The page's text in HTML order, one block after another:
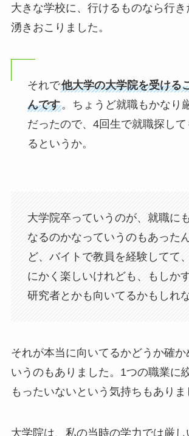
大きな学校に、行けるものなら行
湧きおこりました。
それで他大学の大学院を受ける
んです。ちょうど就職もかなり
だったので、4回生で就職探し
るというか。
大学院卒っていうのが、就職に
なるのかなっていうのもあった
ど、バイトで教員を経験してて
にかく楽しいけれども、もしか
研究者とかも向いてるかもしれ
それが本当に向いてるかどうか確か
いうのもありました。1つの職業に
もったいないという気持ちもありま
大学院は、私の当時の学力では厳し